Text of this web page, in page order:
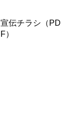
宣伝チラシ（PD
F）